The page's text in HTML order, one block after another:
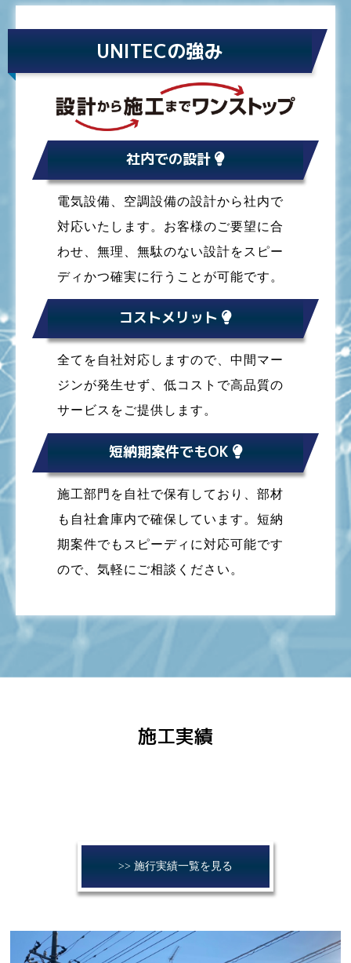
UNITECの強み
社内での設計
電気設備、空調設備の設計から社内で
対応いたします。お客様のご要望に合
わせ、無理、無駄のない設計をスピー
ディかつ確実に行うことが可能です。
コストメリット
全てを自社対応しますので、中間マー
ジンが発生せず、低コストで高品質の
サービスをご提供します。
短納期案件でもOK
施工部門を自社で保有しており、部材
も自社倉庫内で確保しています。短納
期案件でもスピーディに対応可能です
ので、気軽にご相談ください。
施工実績
>> 施行実績一覧を見る